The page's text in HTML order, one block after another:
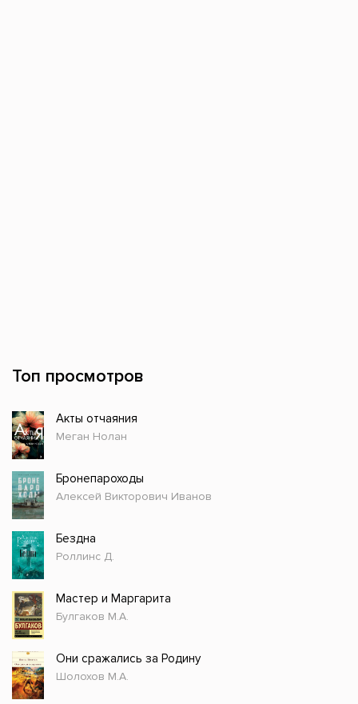
Топ просмотров
Акты отчаяния
Меган Нолан
Бронепароходы
Алексей Викторович Иванов
Бездна
Роллинс Д.
Мастер и Маргарита
Булгаков М.А.
Они сражались за Родину
Шолохов М.А.